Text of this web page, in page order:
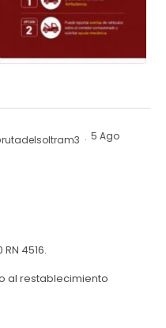
· 5 Ago
4516.
al restablecimiento